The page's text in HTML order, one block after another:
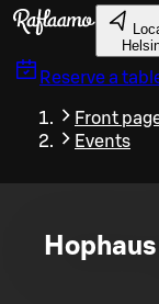
Skip to main
Reserve a
Front
Events